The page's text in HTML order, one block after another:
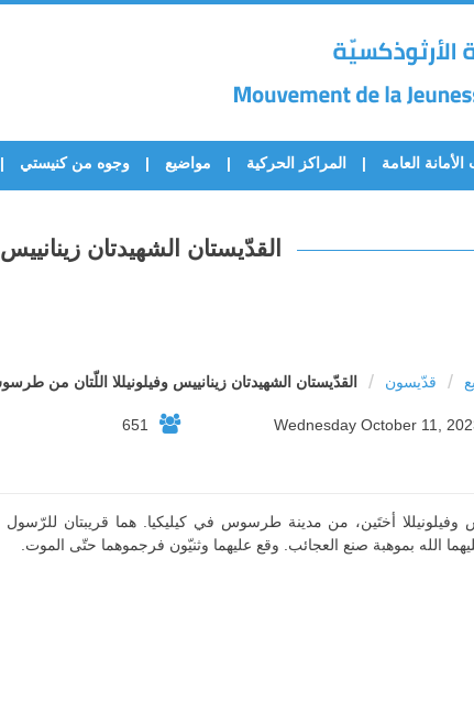
العامة المراكز الحركية مواضيع وجوه من كنيستي
القدّيستان الشهيدتان
/ قدّيسون / القدّيستان الشهيدتان زينانييس وفيلونيللا اللّتان من
651
أختَين، من مدينة طرسوس في كيليكيا. هما قريبتان
الله بموهبة صنع العجائب. وقع عليهما وثنيّون فرجموهما حتّى الموت.